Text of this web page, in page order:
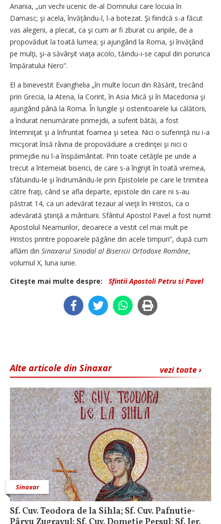
Anania, „un vechi ucenic de-al Domnului care locuia în
Damasc; şi acela, învăţându-l, l-a botezat. Şi fiindcă s-a făcut
vas alegerii, a plecat, ca şi cum ar fi zburat cu aripile, de a
propovăduit la toată lumea; şi ajungând la Roma, şi învăţând
pe mulţi, şi-a săvârşit viaţa acolo, tăindu-i-se capul din porunca
împăratului Nero”.
El a binevestit Evanghelia „în multe locuri din Răsărit, trecând
prin Grecia, la Atena, la Corint, în Asia Mică şi în Macedonia şi
ajungând până la Roma. În lungile şi ostenitoarele lui călătorii,
a îndurat nenumărate primejdii, a suferit bătăi, a fost
întemniţat şi a înfruntat foamea şi setea. Nici o suferinţă nu i-a
micşorat însă râvna de propovăduire a credinţei şi nici o
primejdie nu l-a înspăimântat. Prin toate cetăţile pe unde a
trecut a întemeiat biserici, de care s-a îngrijit în toată vremea,
sfătuindu-le şi îndrumându-le prin Epistolele pe care le trimitea
către fraţi, când se afla departe, epistole din care ni s-au
păstrat 14, ca un adevărat tezaur al vieţii în Hristos, ca o
adevărată ştiinţă a mântuirii. Sfântul Apostol Pavel a fost numit
Apostolul Neamurilor, deoarece a vestit cel mai mult pe
Hristos printre popoarele păgâne din acele timpuri”, după cum
aflăm din Sinaxarul Sinodal al Bisericii Ortodoxe Române,
volumul X, luna iunie.
Citeşte mai multe despre:
Sfintii Apostoli Petru si Pavel
vezi toate ›
Alte articole din Sinaxar
Sinaxar
Sf. Cuv. Teodora de la Sihla; Sf. Cuv. Pafnutie-